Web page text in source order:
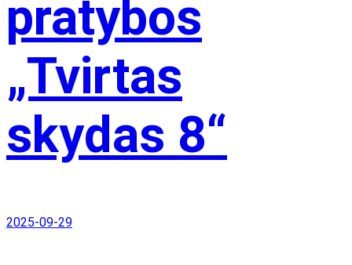
pratybos
„Tvirtas
skydas 8“
2025-09-29